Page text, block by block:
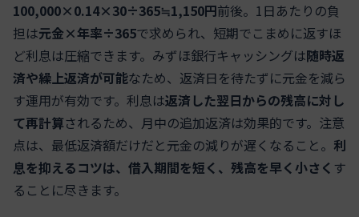
100,000×0.14×30÷365≒1,150円前後。1日あたりの負
担は元金×年率÷365で求められ、短期でこまめに返すほ
ど利息は圧縮できます。みずほ銀行キャッシングは随時返
済や繰上返済が可能なため、返済日を待たずに元金を減ら
す運用が有効です。利息は返済した翌日からの残高に対し
て再計算されるため、月中の追加返済は効果的です。注意
点は、最低返済額だけだと元金の減りが遅くなること。 利
息を抑えるコツは、借入期間を短く、残高を早く小さく す
ることに尽きます。